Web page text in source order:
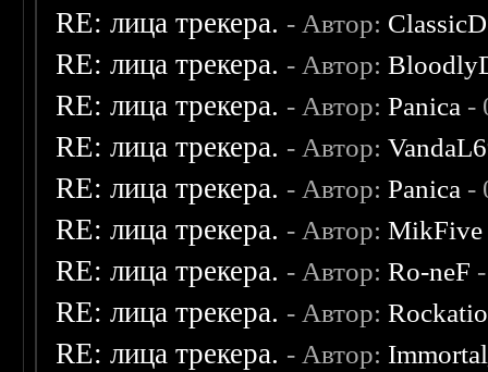
RE: лица трекера. - Автор:
RE: лица трекера. - Автор:
RE: лица трекера. - Автор:Panica -
RE: лица трекера. - Автор:
RE: лица трекера. - Автор:Panica -
RE: лица трекера. - Автор:MikFive
RE: лица трекера. - Автор:Ro-neF
RE: лица трекера. - Автор:
RE: лица трекера. - Автор: